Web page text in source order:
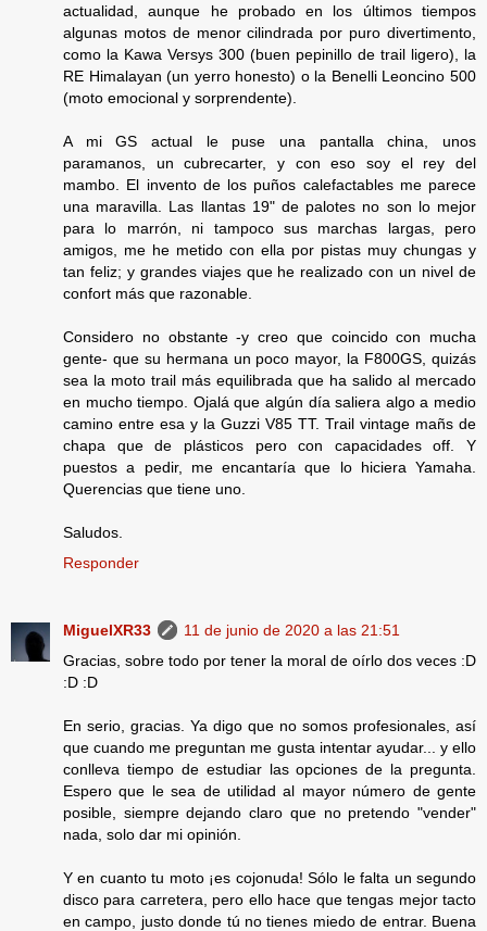
actualidad, aunque he probado en los últimos tiempos
algunas motos de menor cilindrada por puro divertimento,
como la Kawa Versys 300 (buen pepinillo de trail ligero), la
RE Himalayan (un yerro honesto) o la Benelli Leoncino 500
(moto emocional y sorprendente).
A mi GS actual le puse una pantalla china, unos
paramanos, un cubrecarter, y con eso soy el rey del
mambo. El invento de los puños calefactables me parece
una maravilla. Las llantas 19" de palotes no son lo mejor
para lo marrón, ni tampoco sus marchas largas, pero
amigos, me he metido con ella por pistas muy chungas y
tan feliz; y grandes viajes que he realizado con un nivel de
confort más que razonable.
Considero no obstante -y creo que coincido con mucha
gente- que su hermana un poco mayor, la F800GS, quizás
sea la moto trail más equilibrada que ha salido al mercado
en mucho tiempo. Ojalá que algún día saliera algo a medio
camino entre esa y la Guzzi V85 TT. Trail vintage mañs de
chapa que de plásticos pero con capacidades off. Y
puestos a pedir, me encantaría que lo hiciera Yamaha.
Querencias que tiene uno.
Saludos.
Responder
MiguelXR33
11 de junio de 2020 a las 21:51
Gracias, sobre todo por tener la moral de oírlo dos veces :D
:D :D
En serio, gracias. Ya digo que no somos profesionales, así
que cuando me preguntan me gusta intentar ayudar... y ello
conlleva tiempo de estudiar las opciones de la pregunta.
Espero que le sea de utilidad al mayor número de gente
posible, siempre dejando claro que no pretendo "vender"
nada, solo dar mi opinión.
Y en cuanto tu moto ¡es cojonuda! Sólo le falta un segundo
disco para carretera, pero ello hace que tengas mejor tacto
en campo, justo donde tú no tienes miedo de entrar. Buena